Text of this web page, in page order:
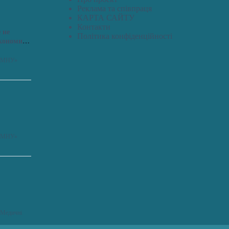
не
Реклама та співпраця
КАРТА САЙТУ
Контакти
Політика конфіденційності